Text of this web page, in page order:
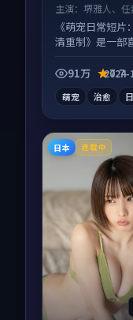
主演： 堺雅人、任
等
《萌宠日常短片
清重制》是一部
元素齐全，观感
91万 7.7
2024-
萌宠 治愈
日本 连载中